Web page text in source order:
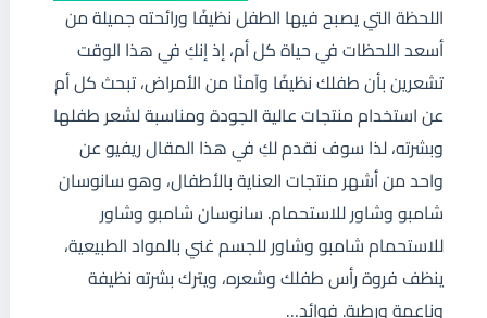
اللحظة التي يصبح فيها الطفل نظيفًا ورائحته جميلة من
أسعد اللحظات في حياة كل أم، إذ إنكِ في هذا الوقت
تشعرين بأن طفلك نظيفًا وآمنًا من الأمراض، تبحث كل أم
عن استخدام منتجات عالية الجودة ومناسبة لشعر طفلها
وبشرته، لذا سوف نقدم لكِ في هذا المقال ريفيو عن
واحد من أشهر منتجات العناية بالأطفال، وهو سانوسان
شامبو وشاور للاستحمام. سانوسان شامبو وشاور
للاستحمام شامبو وشاور للجسم غني بالمواد الطبيعية،
ينظف فروة رأس طفلك وشعره، ويترك بشرته نظيفة
وناعمة ورطبة. فوائد…